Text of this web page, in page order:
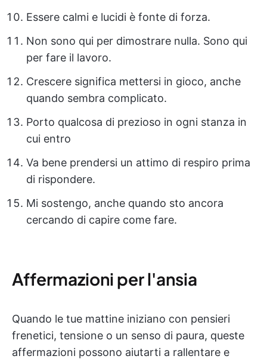
Essere calmi e lucidi è fonte di forza.
Non sono qui per dimostrare nulla. Sono qui
per fare il lavoro.
Crescere significa mettersi in gioco, anche
quando sembra complicato.
Porto qualcosa di prezioso in ogni stanza in
cui entro
Va bene prendersi un attimo di respiro prima
di rispondere.
Mi sostengo, anche quando sto ancora
cercando di capire come fare.
Affermazioni per l'ansia
Quando le tue mattine iniziano con pensieri
frenetici, tensione o un senso di paura, queste
affermazioni possono aiutarti a rallentare e